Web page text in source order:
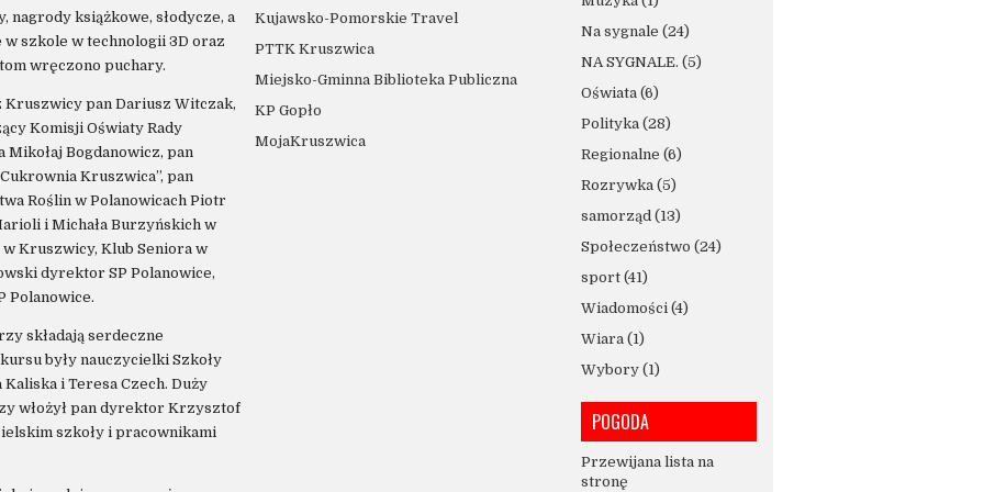
książkowe, słodycze, a
szkole w technologii 3D oraz
wręczono puchary.
pan Dariusz Witczak,
Komisji Oświaty Rady
Bogdanowicz, pan
Kruszwica”, pan
Roślin w Polanowicach Piotr
i Michała Burzyńskich w
w Kruszwicy, Klub Seniora w
dyrektor SP Polanowice,
Polanowice.
składają serdeczne
były nauczycielki Szkoły
i Teresa Czech. Duży
włożył pan dyrektor Krzysztof
szkoły i pracownikami
Kujawsko-Pomorskie Travel
PTTK Kruszwica
Miejsko-Gminna Biblioteka Publiczna
KP Gopło
MojaKruszwica
Na sygnale (24)
NA SYGNALE. (5)
Oświata (6)
Polityka (28)
Regionalne (6)
Rozrywka (5)
samorząd (13)
Społeczeństwo (24)
sport (41)
Wiadomości (4)
Wiara (1)
Wybory (1)
POGODA
Przewijana lista na
stronę